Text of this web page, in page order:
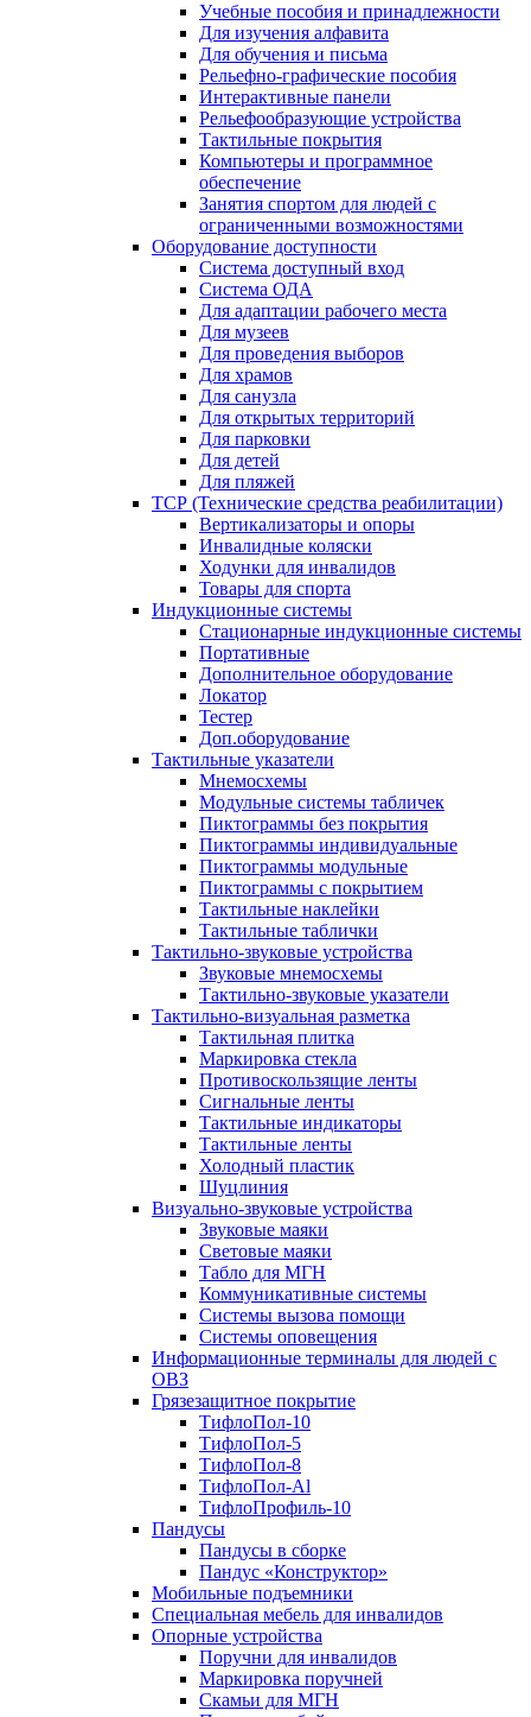
Учебные пособия и принадлежности
Для изучения алфавита
Для обучения и письма
Рельефно-графические пособия
Интерактивные панели
Рельефообразующие устройства
Тактильные покрытия
Компьютеры и программное
обеспечение
Занятия спортом для людей с
ограниченными возможностями
Оборудование доступности
Система доступный вход
Система ОДА
Для адаптации рабочего места
Для музеев
Для проведения выборов
Для храмов
Для санузла
Для открытых территорий
Для парковки
Для детей
Для пляжей
ТСР (Технические средства реабилитации)
Вертикализаторы и опоры
Инвалидные коляски
Ходунки для инвалидов
Товары для спорта
Индукционные системы
Стационарные индукционные системы
Портативные
Дополнительное оборудование
Локатор
Тестер
Доп.оборудование
Тактильные указатели
Мнемосхемы
Модульные системы табличек
Пиктограммы без покрытия
Пиктограммы индивидуальные
Пиктограммы модульные
Пиктограммы с покрытием
Тактильные наклейки
Тактильные таблички
Тактильно-звуковые устройства
Звуковые мнемосхемы
Тактильно-звуковые указатели
Тактильно-визуальная разметка
Тактильная плитка
Маркировка стекла
Противоскользящие ленты
Сигнальные ленты
Тактильные индикаторы
Тактильные ленты
Холодный пластик
Шуцлиния
Визуально-звуковые устройства
Звуковые маяки
Световые маяки
Табло для МГН
Коммуникативные системы
Системы вызова помощи
Системы оповещения
Информационные терминалы для людей с
ОВЗ
Грязезащитное покрытие
ТифлоПол-10
ТифлоПол-5
ТифлоПол-8
ТифлоПол-Al
ТифлоПрофиль-10
Пандусы
Пандусы в сборке
Пандус «Конструктор»
Мобильные подъемники
Специальная мебель для инвалидов
Опорные устройства
Поручни для инвалидов
Маркировка поручней
Скамьи для МГН